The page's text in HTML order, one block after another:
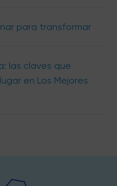
para transformar
las claves que
en Los Mejores